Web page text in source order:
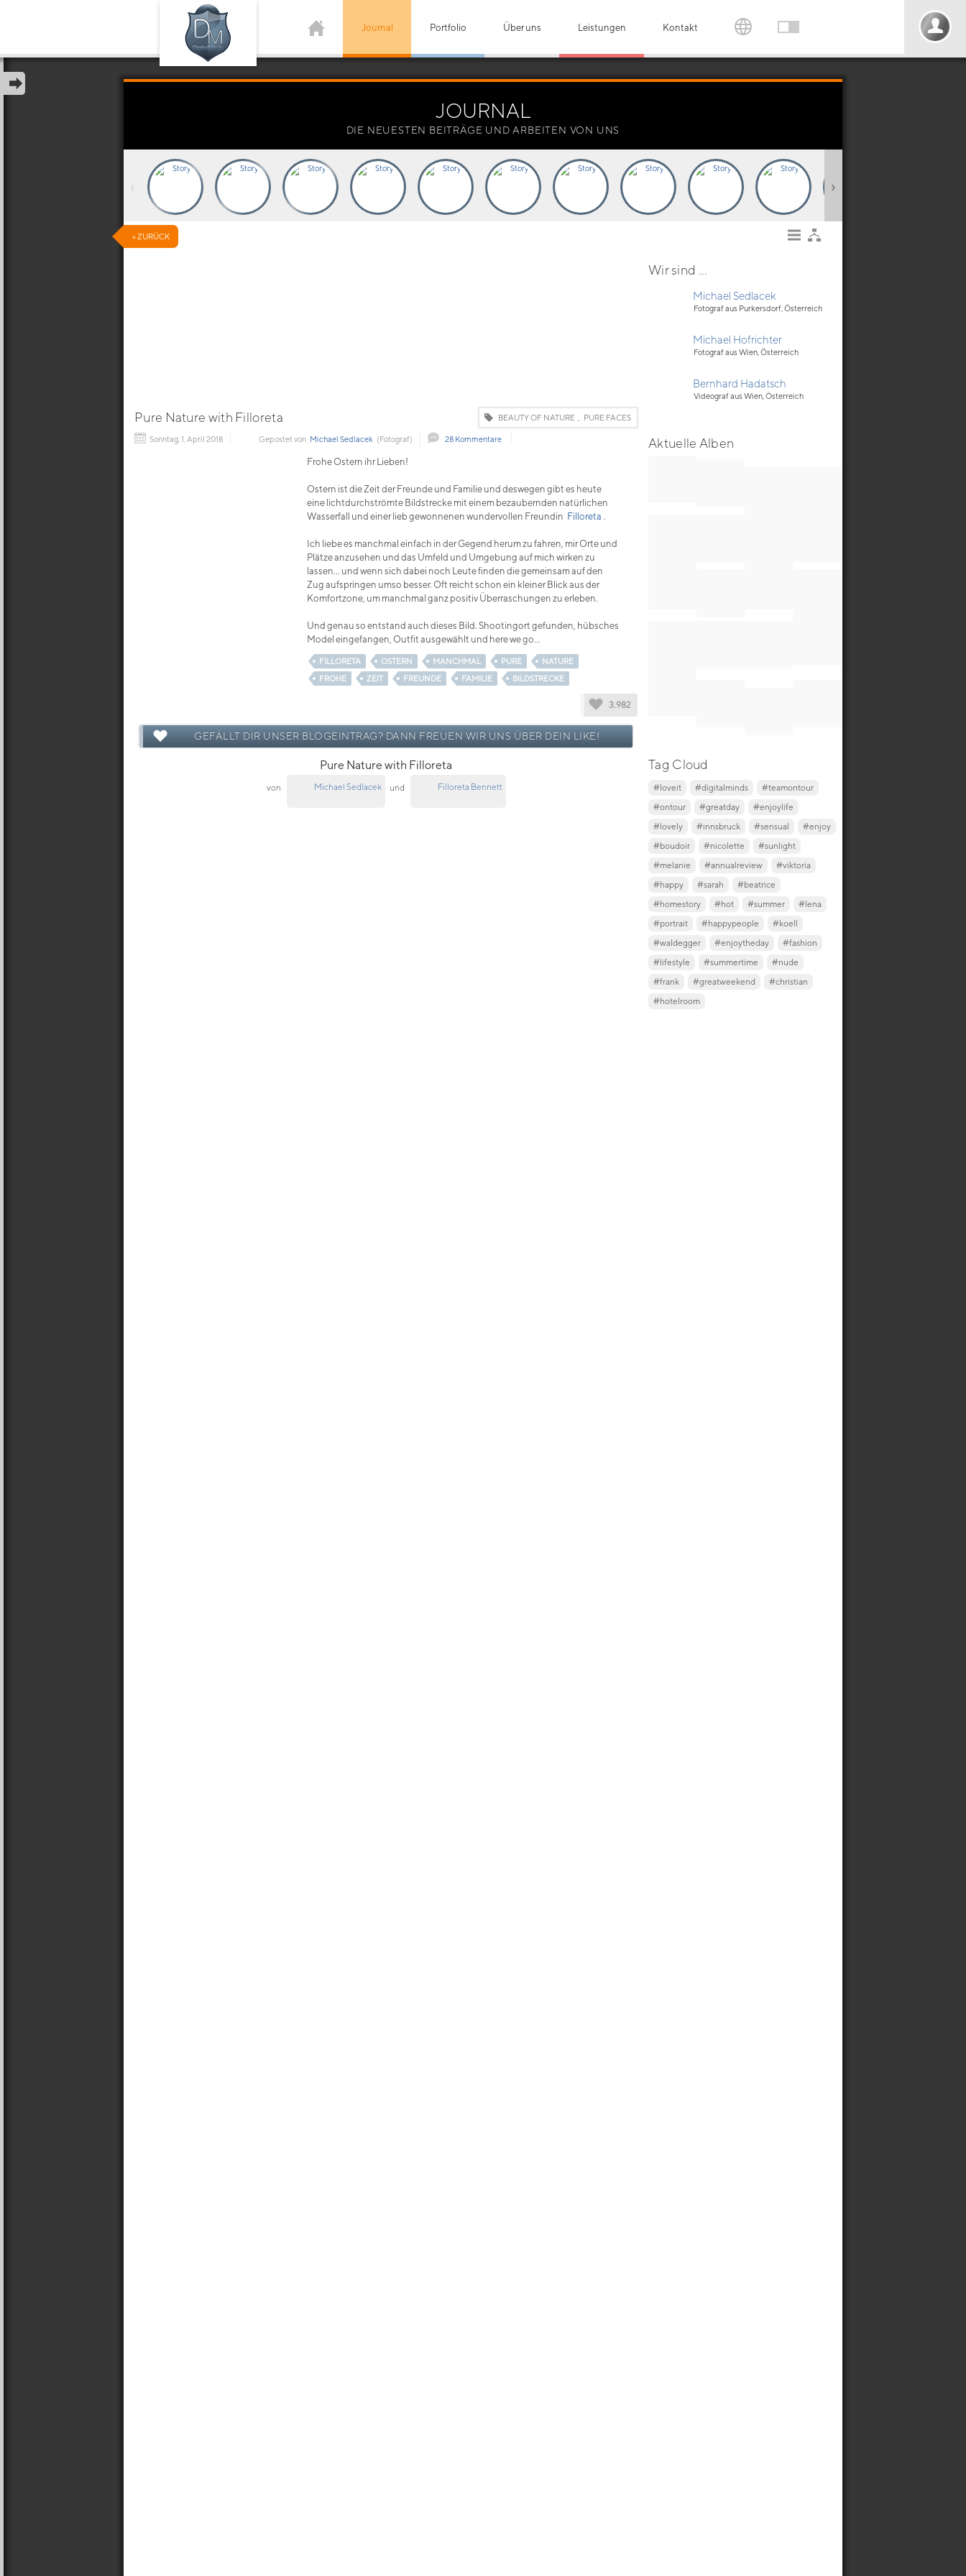
Journal Portfolio Über uns Leistungen Kontakt
JOURNAL
DIE NEUESTEN BEITRÄGE UND ARBEITEN VON UNS
‹ ›
« ZURÜCK
BEAUTY OF NATURE PURE FACES
Pure Nature with Filloreta
Sonntag, 1. April 2018 Gepostet von Michael Sedlacek (Fotograf) 28 Kommentare
Frohe Ostern ihr Lieben!
Ostern ist die Zeit der Freunde und Familie und deswegen gibt es heute
eine lichtdurchströmte Bildstrecke mit einem bezaubernden natürlichen
Wasserfall und einer lieb gewonnenen wundervollen Freundin Filloreta .
Ich liebe es manchmal einfach in der Gegend herum zu fahren, mir Orte und
Plätze anzusehen und das Umfeld und Umgebung auf mich wirken zu
lassen... und wenn sich dabei noch Leute finden die gemeinsam auf den
Zug aufspringen umso besser. Oft reicht schon ein kleiner Blick aus der
Komfortzone, um manchmal ganz positiv Überraschungen zu erleben.
Und genau so entstand auch dieses Bild. Shootingort gefunden, hübsches
Model eingefangen, Outfit ausgewählt und here we go...
FILLORETA OSTERN MANCHMAL PURE
NATURE
FROHE
ZEIT FREUNDE FAMILIE BILDSTRECKE
3.982
GEFÄLLT DIR UNSER BLOGEINTRAG? DANN FREUEN WIR UNS ÜBER DEIN LIKE!
Pure Nature with Filloreta
von Michael Sedlacek und Filloreta Bennett
Wir sind ...
Michael Sedlacek
Fotograf aus Purkersdorf, Österreich
Michael Hofrichter
Fotograf aus Wien, Österreich
Bernhard Hadatsch
Videograf aus Wien, Österreich
Aktuelle Alben
Tag Cloud
#loveit #digitalminds
#teamontour
#ontour
#greatday
#enjoylife
#lovely
#innsbruck #sensual
#enjoy
#boudoir
#nicolette
#sunlight
#melanie
#annualreview
#viktoria
#happy
#sarah
#beatrice
#homestory
#hot #summer
#lena
#portrait
#happypeople
#koell
#waldegger
#enjoytheday
#fashion
#lifestyle
#summertime
#nude
#frank
#greatweekend
#christian
#hotelroom